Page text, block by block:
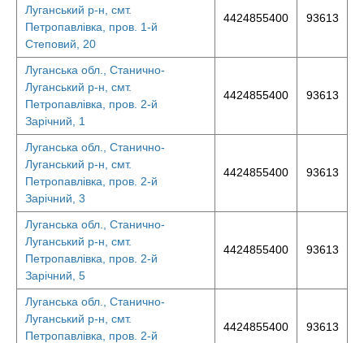
Луганський р-н, смт.
Петропавлівка, пров. 1-й
Степовий, 20
4424855400 93613
Луганська обл., Станично-
Луганський р-н, смт.
Петропавлівка, пров. 2-й
Зарічний, 1
4424855400 93613
Луганська обл., Станично-
Луганський р-н, смт.
Петропавлівка, пров. 2-й
Зарічний, 3
4424855400 93613
Луганська обл., Станично-
Луганський р-н, смт.
Петропавлівка, пров. 2-й
Зарічний, 5
4424855400 93613
Луганська обл., Станично-
Луганський р-н, смт.
Петропавлівка, пров. 2-й
4424855400 93613